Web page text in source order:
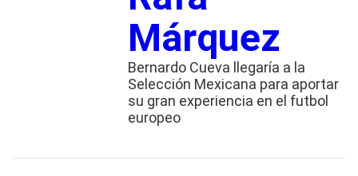
Márquez
Bernardo Cueva llegaría a la
Selección Mexicana para aportar
su gran experiencia en el futbol
europeo